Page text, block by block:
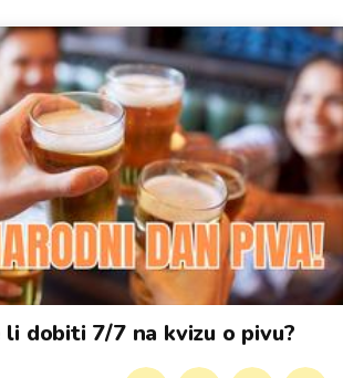
li dobiti 7/7 na kvizu o pivu?